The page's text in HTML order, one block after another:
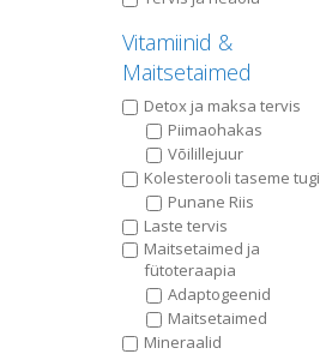
Vitamiinid &
Maitsetaimed
Detox ja maksa tervis
Piimaohakas
Võilillejuur
Kolesterooli taseme tugi
Punane Riis
Laste tervis
Maitsetaimed ja
fütoteraapia
Adaptogeenid
Maitsetaimed
Mineraalid